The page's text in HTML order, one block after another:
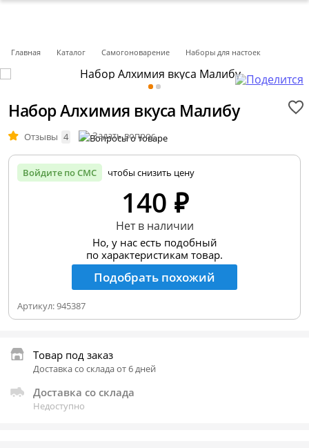
Главная Каталог Самогоноварение Наборы для настоек
Набор Алхимия вкуса Малибу
Отзывы 4 Задать вопрос
Войдите по СМС чтобы снизить цену
140 ₽
Нет в наличии
Но, у нас есть подобный
по характеристикам товар.
Подобрать похожий
Артикул:945387
Товар под заказ
Доставка со склада от 6 дней
Доставка со склада
Недоступно